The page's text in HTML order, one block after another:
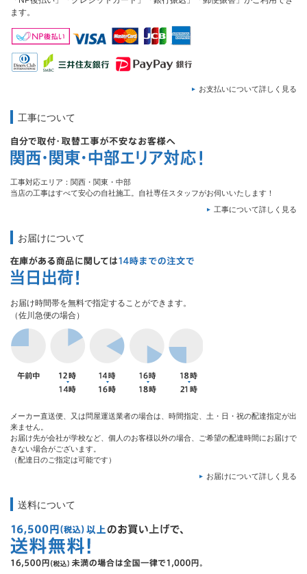
ます。
お支払いについて詳しく見る
工事について
工事対応エリア：関西・関東・中部
当店の工事はすべて安心の自社施工。自社専任スタッフがお伺いいたします！
工事について詳しく見る
お届けについて
お届け時間帯を無料で指定することができます。
（佐川急便の場合）
メーカー直送便、又は問屋運送業者の場合は、時間指定、土・日・祝の配達指定が出
来ません。
お届け先が会社が学校など、個人のお客様以外の場合、ご希望の配達時間にお届けで
きない場合がございます。
（配達日のご指定は可能です）
お届けについて詳しく見る
送料について